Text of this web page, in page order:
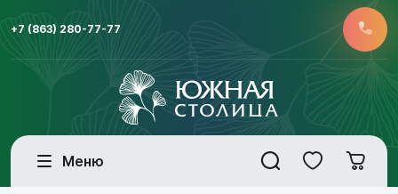
+7 (863) 280-77-77
Меню